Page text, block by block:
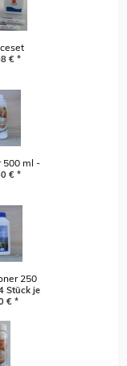
€ *
500 ml -
€ *
250
Jahr
Stück je
€ *